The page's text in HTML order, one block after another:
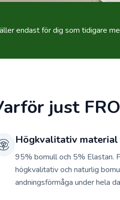
endast för dig som tidigare
just
Högkvalitativ material
95% bomull och 5% Elastan.
högkvalitativ och naturlig
andningsförmåga under hela